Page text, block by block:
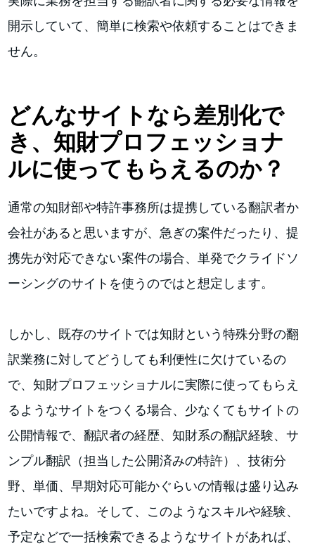
開示していて、簡単に検索や依頼することはできま
せん。
どんなサイトなら差別化で
き、知財プロフェッショナ
ルに使ってもらえるのか？
通常の知財部や特許事務所は提携している翻訳者か
会社があると思いますが、急ぎの案件だったり、提
携先が対応できない案件の場合、単発でクライドソ
ーシングのサイトを使うのではと想定します。
しかし、既存のサイトでは知財という特殊分野の翻
訳業務に対してどうしても利便性に欠けているの
で、知財プロフェッショナルに実際に使ってもらえ
るようなサイトをつくる場合、少なくてもサイトの
公開情報で、翻訳者の経歴、知財系の翻訳経験、サ
ンプル翻訳（担当した公開済みの特許）、技術分
野、単価、早期対応可能かぐらいの情報は盛り込み
たいですよね。そして、このようなスキルや経験、
予定などで一括検索できるようなサイトがあれば、